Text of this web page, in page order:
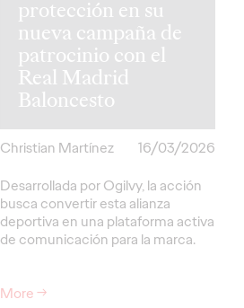
protección en su
nueva campaña de
patrocinio con el
Real Madrid
Baloncesto
Christian Martínez
16/03/2026
Desarrollada por Ogilvy, la acción
busca convertir esta alianza
deportiva en una plataforma activa
de comunicación para la marca.
More→